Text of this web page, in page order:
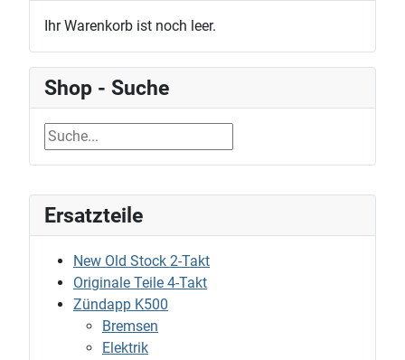
Ersatzteile
New Old Stock 2-Takt
Originale Teile 4-Takt
Zündapp K500
Bremsen
Elektrik
Ihr Warenkorb ist noch leer.
Shop - Suche